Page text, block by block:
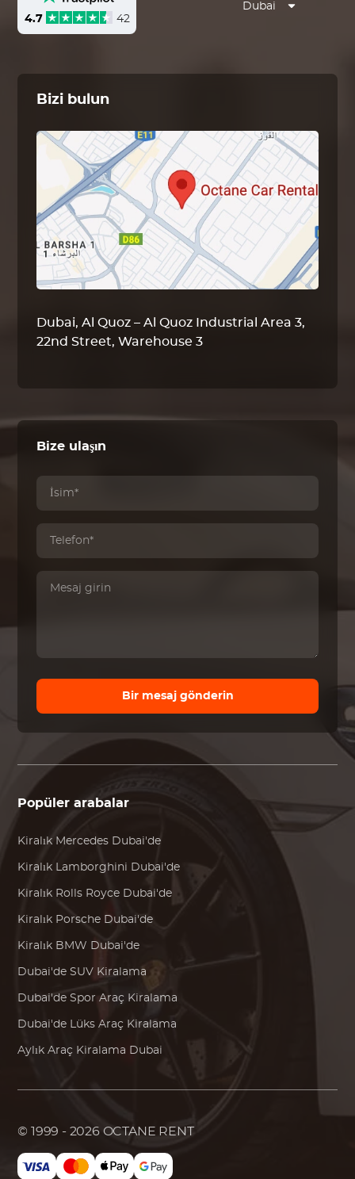
4.7 42
Dubai
Bizi bulun
Dubai, Al Quoz – Al Quoz Industrial Area 3,
22nd Street, Warehouse 3
Bize ulaşın
Bir mesaj gönderin
Popüler arabalar
Kiralık Mercedes Dubai'de
Kiralık Lamborghini Dubai'de
Kiralık Rolls Royce Dubai'de
Kiralık Porsche Dubai'de
Kiralık BMW Dubai'de
Dubai'de SUV Kiralama
Dubai'de Spor Araç Kiralama
Dubai'de Lüks Araç Kiralama
Aylık Araç Kiralama Dubai
© 1999 - 2026 OCTANE RENT